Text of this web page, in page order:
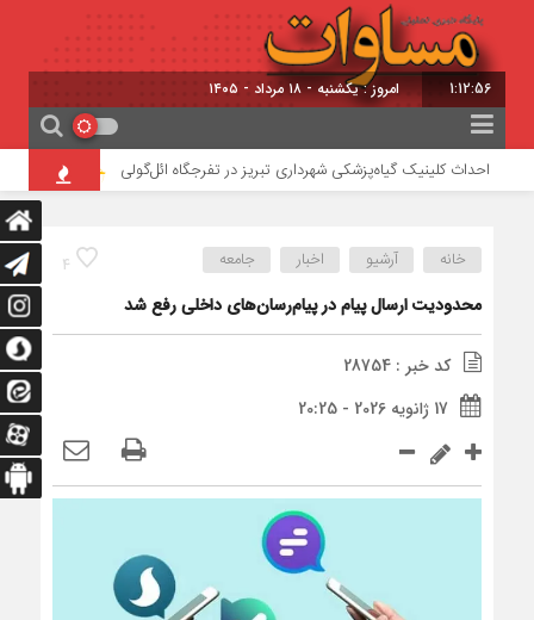
1:12:56 امروز : یکشنبه - ۱۸ مرداد - ۱۴۰۵
احداث کلینیک گیاه‌پزشکی شهرداری تبریز در تفرجگاه ائل‌گولی تأیید
4 خانه آرشیو اخبار جامعه
محدودیت ارسال پیام در پیام‌رسان‌های داخلی رفع شد
کد خبر : 28754
17 ژانویه 2026 - 20:25